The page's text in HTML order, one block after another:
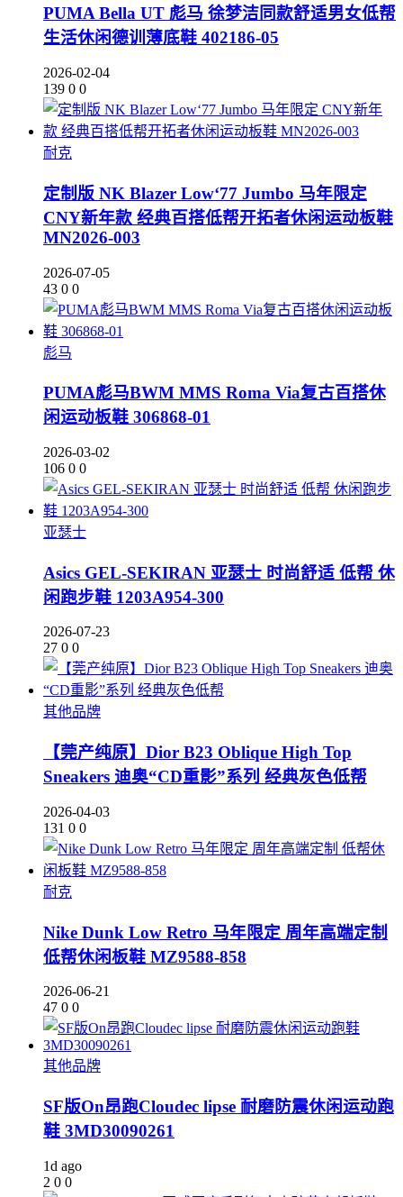
PUMA Bella UT 彪马 徐梦洁同款舒适男女低帮
生活休闲德训薄底鞋 402186-05
2026-02-04
139 0 0
耐克
定制版 NK Blazer Low‘77 Jumbo 马年限定
CNY新年款 经典百搭低帮开拓者休闲运动板鞋
MN2026-003
2026-07-05
43 0 0
彪马
PUMA彪马BWM MMS Roma Via复古百搭休
闲运动板鞋 306868-01
2026-03-02
106 0 0
亚瑟士
Asics GEL-SEKIRAN 亚瑟士 时尚舒适 低帮 休
闲跑步鞋 1203A954-300
2026-07-23
27 0 0
其他品牌
【莞产纯原】Dior B23 Oblique High Top
Sneakers 迪奥“CD重影”系列 经典灰色低帮
2026-04-03
131 0 0
耐克
Nike Dunk Low Retro 马年限定 周年高端定制
低帮休闲板鞋 MZ9588-858
2026-06-21
47 0 0
其他品牌
SF版On昂跑Cloudec lipse 耐磨防震休闲运动跑
鞋 3MD30090261
1d ago
2 0 0